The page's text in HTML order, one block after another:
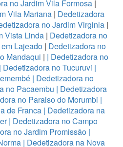
no Jardim Vila Formosa |
Vila Mariana | Dedetizadora
no Jardim Virginia |
Vista Linda | Dedetizadora no
Lajeado | Dedetizadora no
Mandaqui | | Dedetizadora no
| Dedetizadora no Tucuruvi |
| Dedetizadora no
no Pacaembu | Dedetizadora
no Paraiso do Morumbi |
de Franca | Dedetizadora na
| Dedetizadora no Campo
no Jardim Promissão |
| Dedetizadora na Nova